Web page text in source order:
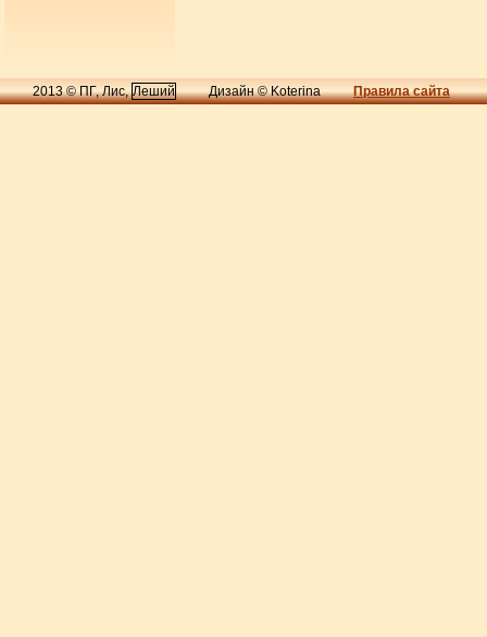
2013 © ПГ, Лис,Леший Дизайн © Koterina Правила сайта